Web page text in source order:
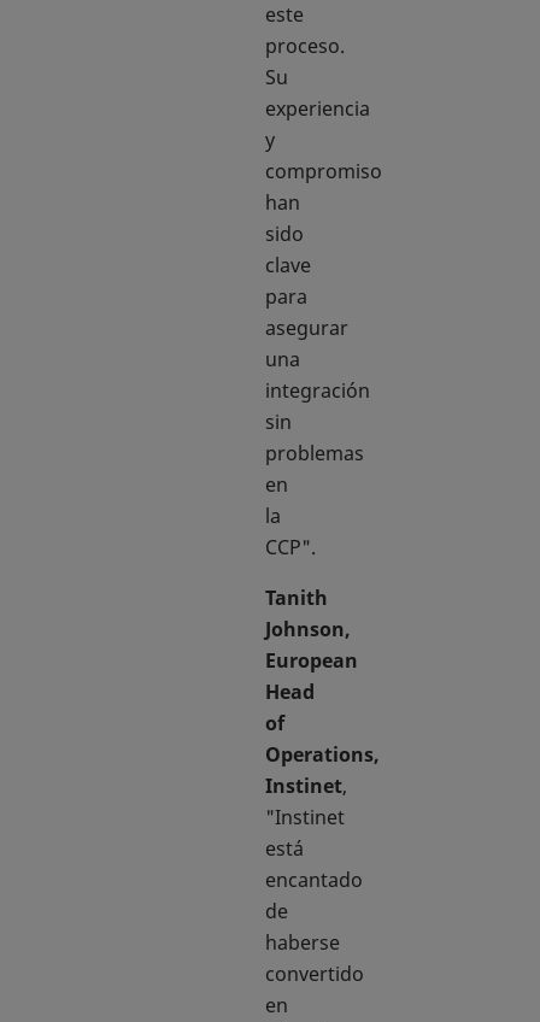
este
proceso.
Su
experiencia
y
compromiso
han
sido
clave
para
asegurar
una
integración
sin
problemas
en
la
CCP".
Tanith
Johnson,
European
Head
of
Operations,
Instinet,
"Instinet
está
encantado
de
haberse
convertido
en